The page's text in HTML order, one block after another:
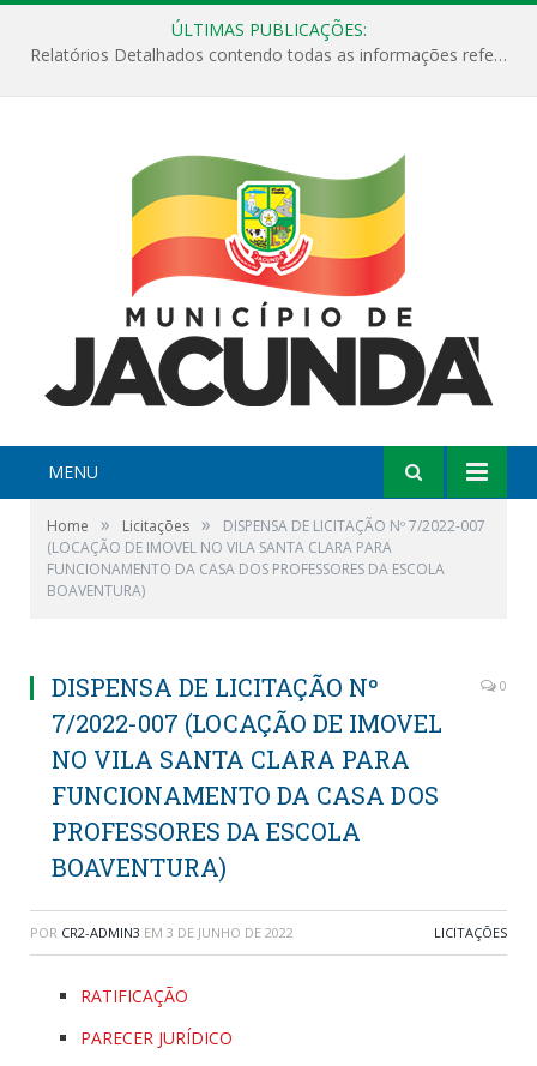
ÚLTIMAS PUBLICAÇÕES:
Relatórios Detalhados contendo todas as informações referentes a execução de recursos destinados ao fomento de projetos culturais no Município de Jacundá entre os anos de 2022 ao presente ano de 2026.
MENU
Home » Licitações »
DISPENSA DE LICITAÇÃO Nº 7/2022-007
(LOCAÇÃO DE IMOVEL NO VILA SANTA CLARA PARA
FUNCIONAMENTO DA CASA DOS PROFESSORES DA ESCOLA
BOAVENTURA)
DISPENSA DE LICITAÇÃO Nº
7/2022-007 (LOCAÇÃO DE IMOVEL
NO VILA SANTA CLARA PARA
FUNCIONAMENTO DA CASA DOS
PROFESSORES DA ESCOLA
BOAVENTURA)
0
POR CR2-ADMIN3 EM 3 DE JUNHO DE 2022 LICITAÇÕES
RATIFICAÇÃO
PARECER JURÍDICO